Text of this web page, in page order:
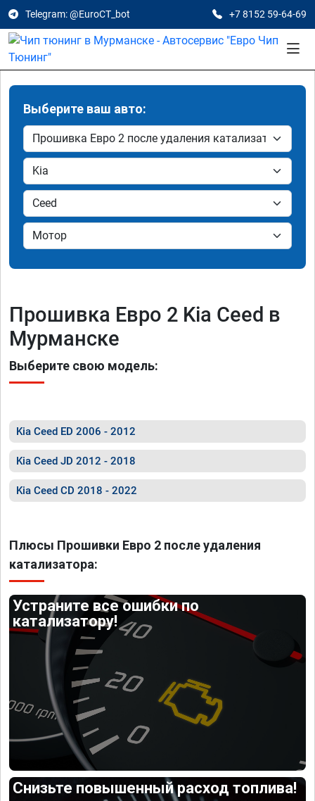
Telegram: @EuroCT_bot +7 8152 59-64-69
Выберите ваш авто:
Прошивка Евро 2 Kia Ceed в
Мурманске
Выберите свою модель:
Kia Ceed ED 2006 - 2012
Kia Ceed JD 2012 - 2018
Kia Ceed CD 2018 - 2022
Плюсы Прошивки Евро 2 после удаления
катализатора:
Устраните все ошибки по
катализатору!
Снизьте повышенный расход топлива!